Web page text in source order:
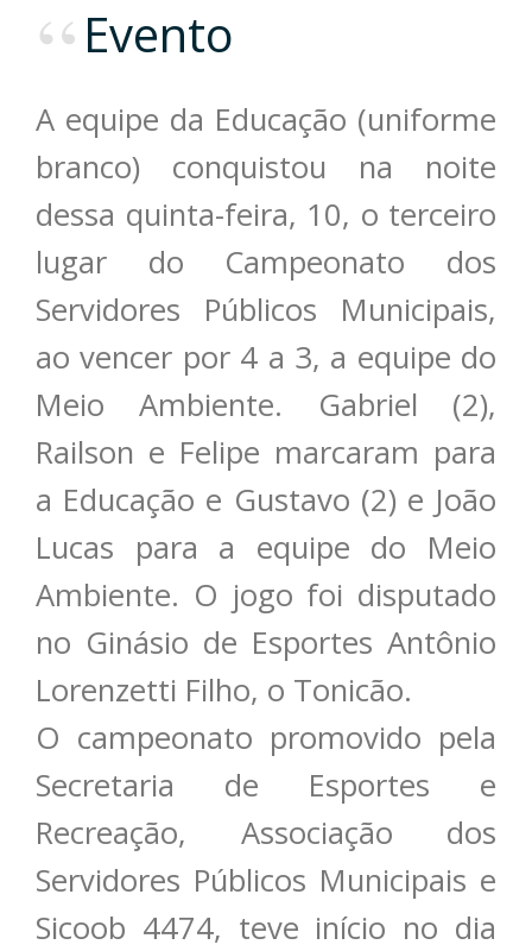
Evento
A equipe da Educação (uniforme
branco) conquistou na noite
dessa quinta-feira, 10, o terceiro
lugar do Campeonato dos
Servidores Públicos Municipais,
ao vencer por 4 a 3, a equipe do
Meio Ambiente. Gabriel (2),
Railson e Felipe marcaram para
a Educação e Gustavo (2) e João
Lucas para a equipe do Meio
Ambiente. O jogo foi disputado
no Ginásio de Esportes Antônio
Lorenzetti Filho, o Tonicão.
O campeonato promovido pela
Secretaria de Esportes e
Recreação, Associação dos
Servidores Públicos Municipais e
Sicoob 4474, teve início no dia